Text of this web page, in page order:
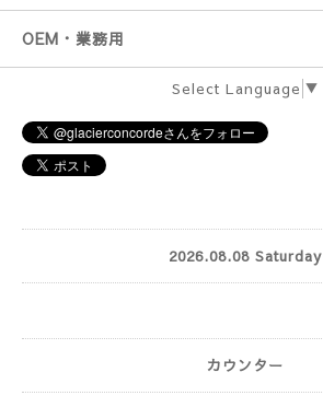
OEM・業務用
Select Language ▼
2026.08.08 Saturday
カウンター